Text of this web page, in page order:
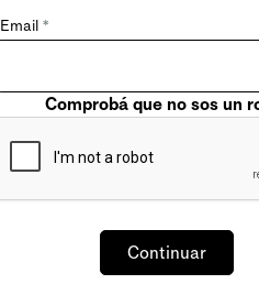
Email *
Comprobá que no sos un